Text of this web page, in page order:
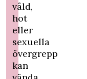
våld,
hot
eller
sexuella
övergrepp
kan